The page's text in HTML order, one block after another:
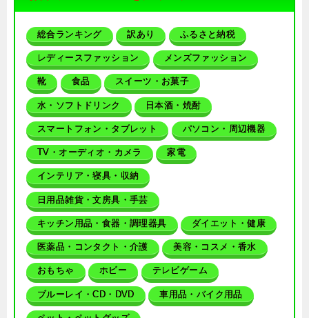
総合ランキング 訳あり ふるさと納税
レディースファッション メンズファッション
靴 食品 スイーツ・お菓子
水・ソフトドリンク 日本酒・焼酎
スマートフォン・タブレット パソコン・周辺機器
TV・オーディオ・カメラ 家電
インテリア・寝具・収納
日用品雑貨・文房具・手芸
キッチン用品・食器・調理器具 ダイエット・健康
医薬品・コンタクト・介護 美容・コスメ・香水
おもちゃ ホビー テレビゲーム
ブルーレイ・CD・DVD 車用品・バイク用品